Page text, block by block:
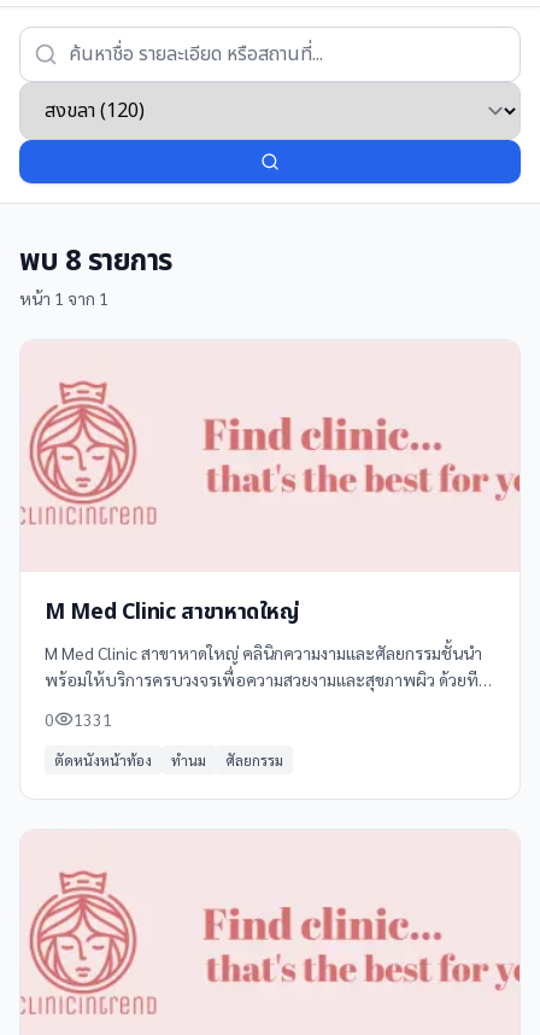
พบ 8รายการ
หน้า 1 จาก 1
M Med Clinic สาขาหาดใหญ่
M Med Clinic สาขาหาดใหญ่ คลินิกความงามและศัลยกรรมชั้นนำ
พร้อมให้บริการครบวงจรเพื่อความสวยงามและสุขภาพผิว ด้วยทีม
อำเภอหาดใหญ่ สงขลา 90110
0 1331
ตัดหนังหน้าท้อง ทำนม ศัลยกรรม